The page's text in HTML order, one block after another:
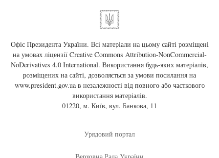
Офіс Президента України. Всі матеріали на цьому сайті розміщені
на умовах ліцензії Creative Commons Attribution-NonCommercial-
NoDerivatives 4.0 International. Використання будь-яких матеріалів,
розміщених на сайті, дозволяється за умови посилання на
www.president.gov.uaв незалежності від повного або часткового
використання матеріалів.
01220, м. Київ, вул. Банкова, 11
Урядовий портал